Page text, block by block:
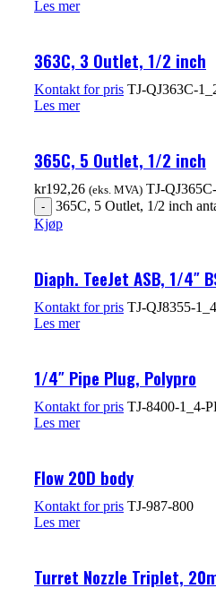
Les mer
363C, 3 Outlet, 1/2 inch
Kontakt for pris TJ-QJ363C-
Les mer
365C, 5 Outlet, 1/2 inch
kr192,26 (eks. MVA) TJ-
365C, 5 Outlet, 1/2 inch
Kjøp
Diaph. TeeJet ASB, 1/4″
Kontakt for pris TJ-QJ8355-
Les mer
1/4″ Pipe Plug, Polypro
Kontakt for pris TJ-8400-1_4-
Les mer
Flow 20D body
Kontakt for pris TJ-987-800
Les mer
Turret Nozzle Triplet,